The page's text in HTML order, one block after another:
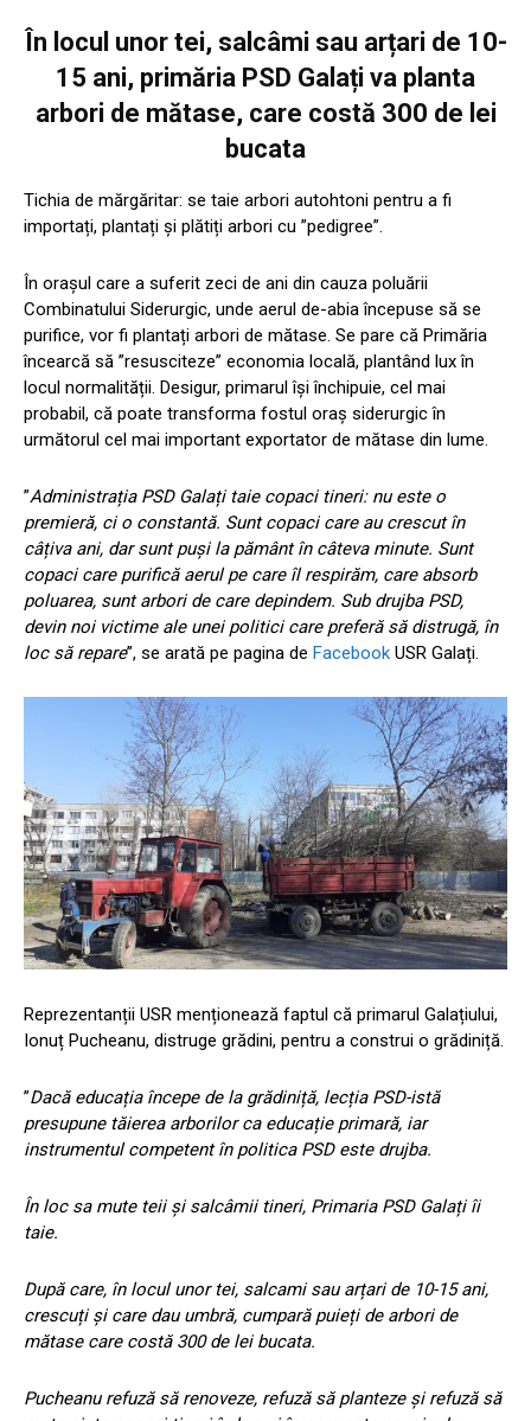
În locul unor tei, salcâmi sau arțari de 10-
15 ani, primăria PSD Galați va planta
arbori de mătase, care costă 300 de lei
bucata
Tichia de mărgăritar: se taie arbori autohtoni pentru a fi
importați, plantați și plătiți arbori cu ”pedigree”.
În orașul care a suferit zeci de ani din cauza poluării
Combinatului Siderurgic, unde aerul de-abia începuse să se
purifice, vor fi plantați arbori de mătase. Se pare că Primăria
încearcă să ”resusciteze” economia locală, plantând lux în
locul normalității. Desigur, primarul își închipuie, cel mai
probabil, că poate transforma fostul oraș siderurgic în
următorul cel mai important exportator de mătase din lume.
”Administrația PSD Galați taie copaci tineri: nu este o
premieră, ci o constantă. Sunt copaci care au crescut în
câțiva ani, dar sunt puși la pământ în câteva minute. Sunt
copaci care purifică aerul pe care îl respirăm, care absorb
poluarea, sunt arbori de care depindem. Sub drujba PSD,
devin noi victime ale unei politici care preferă să distrugă, în
loc să repare”, se arată pe pagina de Facebook USR Galați.
Reprezentanții USR menționează faptul că primarul Galațiului,
Ionuț Pucheanu, distruge grădini, pentru a construi o grădiniță.
”Dacă educația începe de la grădiniță, lecția PSD-istă
presupune tăierea arborilor ca educație primară, iar
instrumentul competent în politica PSD este drujba.
În loc sa mute teii și salcâmii tineri, Primaria PSD Galați îi
taie.
După care, în locul unor tei, salcami sau arțari de 10-15 ani,
crescuți și care dau umbră, cumpară puieți de arbori de
mătase care costă 300 de lei bucata.
Pucheanu refuză să renoveze, refuză să planteze și refuză să